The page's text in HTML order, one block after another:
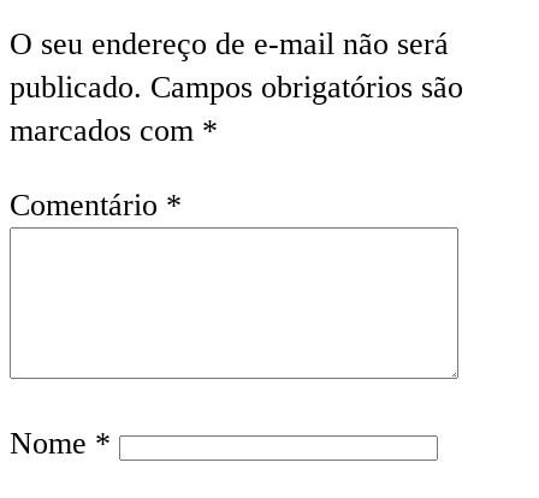
O seu endereço de e-mail não será
publicado. Campos obrigatórios são
marcados com *
Comentário *
Nome *